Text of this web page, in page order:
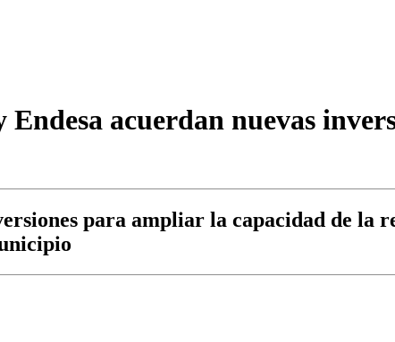
acuerdan nuevas
para ampliar la capacidad de